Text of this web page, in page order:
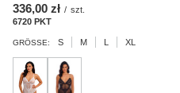
336,00 zł / szt.
6720 PKT
GRÖSSE: S M L XL